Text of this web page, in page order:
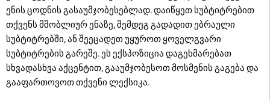
ენის ცოდნის გასაუმჯობესებლად. დაიწყეთ სუბტიტრებით
თქვენს მშობლიურ ენაზე, შემდეგ გადადით ებრაული
სუბტიტრებში, ან შეეცადეთ უყუროთ ყოველგვარი
სუბტიტრების გარეშე. ეს ექსპოზიცია დაგეხმარებათ
სხვადასხვა აქცენტით, გააუმჯობესოთ მოსმენის გაგება და
გააფართოვოთ თქვენი ლექსიკა.